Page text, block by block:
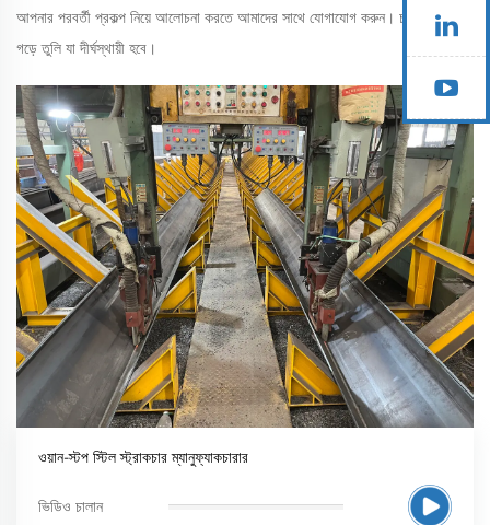
আপনার পরবর্তী প্রকল্প নিয়ে আলোচনা করতে আমাদের সাথে যোগাযোগ করুন। চলুন এমন কিছু
গড়ে তুলি যা দীর্ঘস্থায়ী হবে।
ওয়ান-স্টপ স্টিল স্ট্রাকচার ম্যানুফ্যাকচারার
ভিডিও চালান